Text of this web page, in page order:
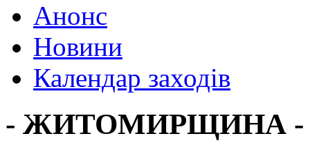
Анонс
Новини
Календар заходів
- ЖИТОМИРЩИНА -